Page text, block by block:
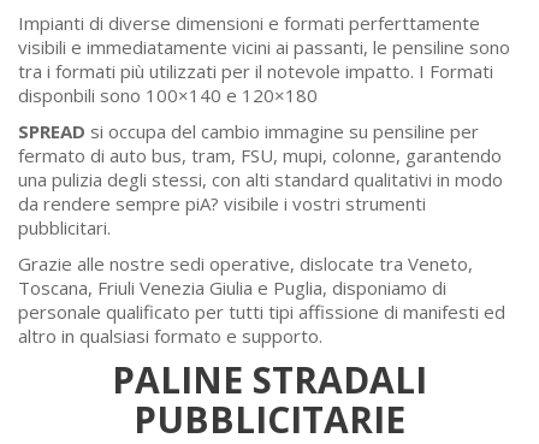
Impianti di diverse dimensioni e formati perferttamente
visibili e immediatamente vicini ai passanti, le pensiline sono
tra i formati più utilizzati per il notevole impatto. I Formati
disponbili sono 100×140 e 120×180
SPREAD si occupa del cambio immagine su pensiline per
fermato di auto bus, tram, FSU, mupi, colonne, garantendo
una pulizia degli stessi, con alti standard qualitativi in modo
da rendere sempre piA? visibile i vostri strumenti
pubblicitari.
Grazie alle nostre sedi operative, dislocate tra Veneto,
Toscana, Friuli Venezia Giulia e Puglia, disponiamo di
personale qualificato per tutti tipi affissione di manifesti ed
altro in qualsiasi formato e supporto.
PALINE STRADALI
PUBBLICITARIE